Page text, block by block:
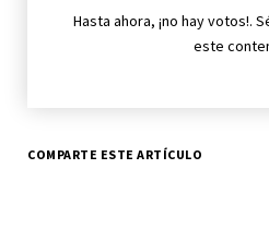
Hasta ahora, ¡no hay votos!.
este
COMPARTE ESTE ARTÍCULO